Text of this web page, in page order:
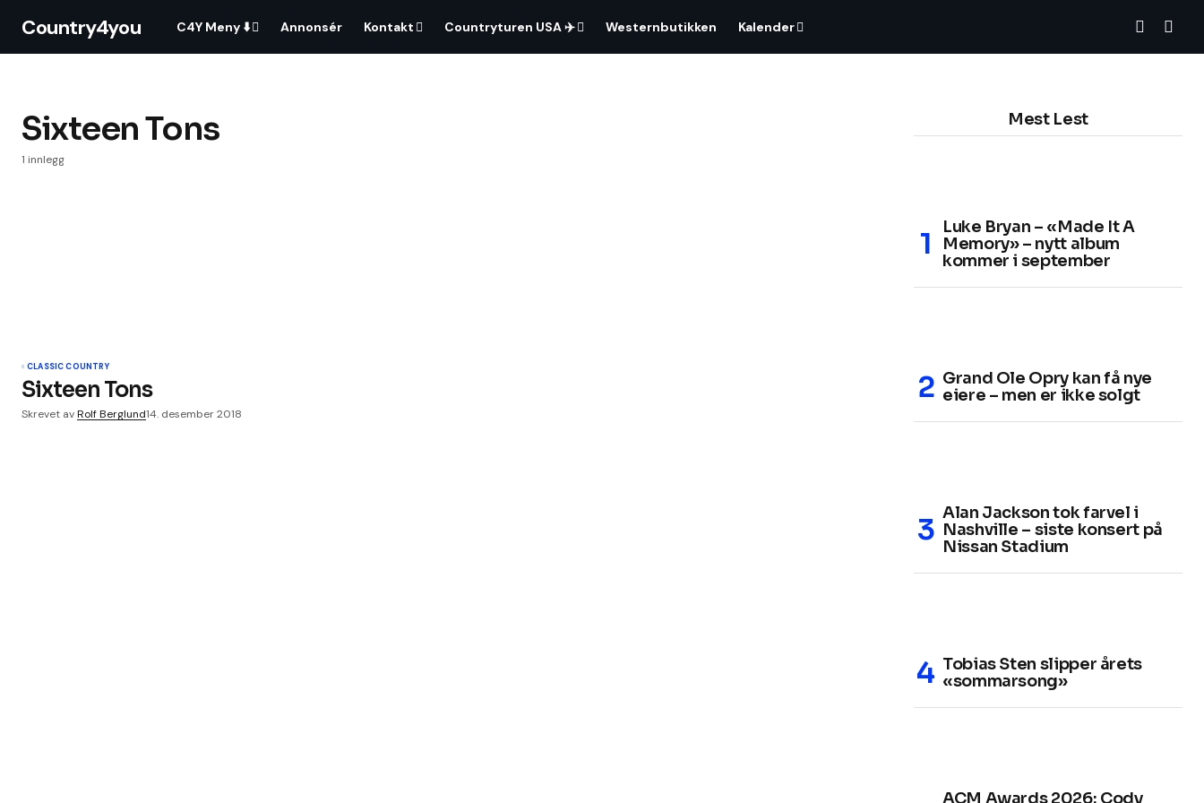
Country4you C4Y Meny ⬇️ Annonsér Kontakt Countryturen USA ✈️ Westernbutikken Kalender
Sixteen Tons
1 innlegg
CLASSIC COUNTRY
Sixteen Tons
Skrevet avRolf Berglund14. desember 2018
Mest Lest
Luke Bryan – «Made It A
Memory» – nytt album
kommer i september
Grand Ole Opry kan få nye
eiere – men er ikke solgt
Alan Jackson tok farvel i
Nashville – siste konsert på
Nissan Stadium
Tobias Sten slipper årets
«sommarsong»
ACM Awards 2026: Cody